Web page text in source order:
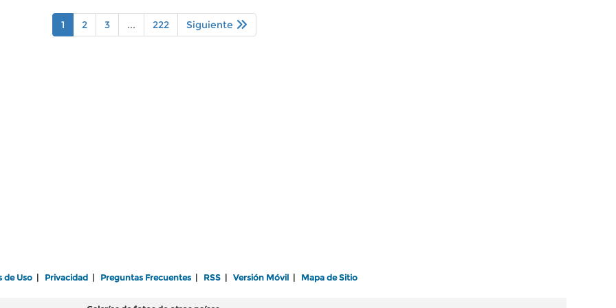
1 2 3 ... 222 Siguiente
de Uso Privacidad Preguntas Frecuentes RSS Versión Móvil Mapa de Sitio